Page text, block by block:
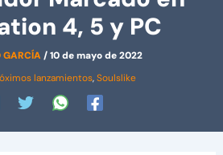
4, 5 y PC
GARCÍA/10 de mayo de 2022
lanzamientos,Soulslike